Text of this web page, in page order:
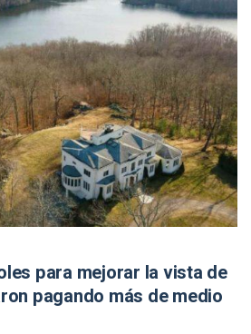
para mejorar la vista de
pagando más de medio